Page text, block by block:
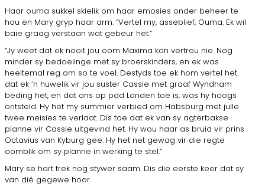
Haar ouma sukkel skielik om haar emosies onder beheer te
hou en Mary gryp haar arm. “Vertel my, asseblief, Ouma. Ek wil
baie graag verstaan wat gebeur het.”
“Jy weet dat ek nooit jou oom Maxima kon vertrou nie. Nog
minder sy bedoelinge met sy broerskinders, en ek was
heeltemal reg om so te voel. Destyds toe ek hom vertel het
dat ek ’n huwelik vir jou suster Cassie met graaf Wyndham
beding het, en dat ons op pad Londen toe is, was hy hoogs
ontsteld. Hy het my summier verbied om Habsburg met julle
twee meisies te verlaat. Dis toe dat ek van sy agterbakse
planne vir Cassie uitgevind het. Hy wou haar as bruid vir prins
Octavius van Kyburg gee. Hy het net gewag vir die regte
oomblik om sy planne in werking te stel.”
Mary se hart trek nog stywer saam. Dis die eerste keer dat sy
van dié gegewe hoor.